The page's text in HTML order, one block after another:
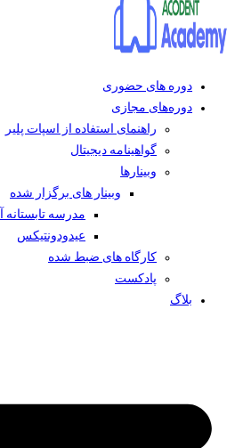
دوره های حضوری
دوره‌های مجازی
راهنمای استفاده از اسپات پلیر
گواهینامه دیجیتال
وبینار‌ها
وبینار های برگزار شده
مدرسه تابستانه
عیدودونتیکس
کارگاه های ضبط شده
پادکست
بلاگ